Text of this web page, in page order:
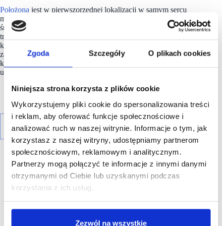
Zgoda Szczegóły O plikach cookies
Niniejsza strona korzysta z plików cookie
Wykorzystujemy pliki cookie do spersonalizowania treści
i reklam, aby oferować funkcje społecznościowe i
analizować ruch w naszej witrynie. Informacje o tym, jak
korzystasz z naszej witryny, udostępniamy partnerom
społecznościowym, reklamowym i analitycznym.
Partnerzy mogą połączyć te informacje z innymi danymi
otrzymanymi od Ciebie lub uzyskanymi podczas
korzystania z ich usług.
Zezwól na wszystkie
Położona jest w pierwszorzędnej lokalizacji w samym sercu
miasta, tuż obok zabytkowej starówki i przy obwodnicy
śródmiejskiej. Można do niej dojechać dziewięcioma liniami
tramwajowymi i pięcioma liniami autobusowymi,
których przystanki są zlokalizowane przed galerią. Szerszy
zasięg jej działalności obejmuje ok. miliona potencjalnych
klientów, z których 480 tys. mieszka w odległości
umożliwiającej dojazd w ciągu 15 minut.